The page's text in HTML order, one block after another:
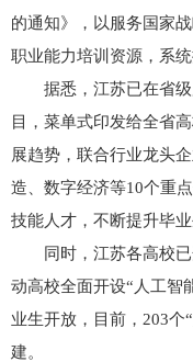
的通知》，以服务国家
职业能力培训资源，系统
据悉，江苏已在省
目，菜单式印发给全省
展趋势，联合行业龙头
造、数字经济等10个重
技能人才，不断提升毕业
同时，江苏各高校
动高校全面开设“人工智
业生开放，目前，203个
建。